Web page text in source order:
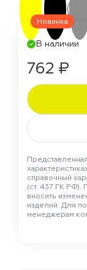
Новинка
В наличии
762 ₽
справочный
(ст. 437 ГК РФ).
вносить
изделий. Для
менеджерам